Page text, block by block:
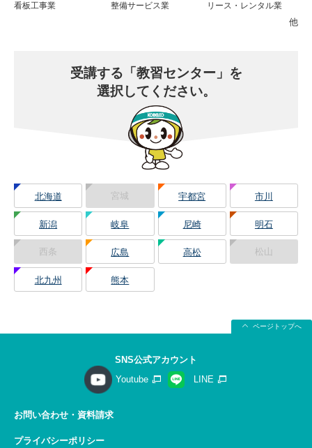
看板工事業 整備サービス業 リース・レンタル業
他
受講する 「教習センター」を
選択してください。
北海道 宮城 宇都宮 市川
新潟 岐阜 尼崎 明石
西条 広島 高松 松山
北九州 熊本
ページトップへ
SNS公式アカウント
Youtube
LINE
お問い合わせ・資料請求
プライバシーポリシー